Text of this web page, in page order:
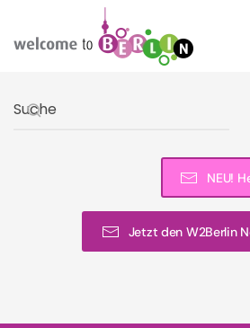
Skip to main content
NEU!
Jetzt den W2Berlin